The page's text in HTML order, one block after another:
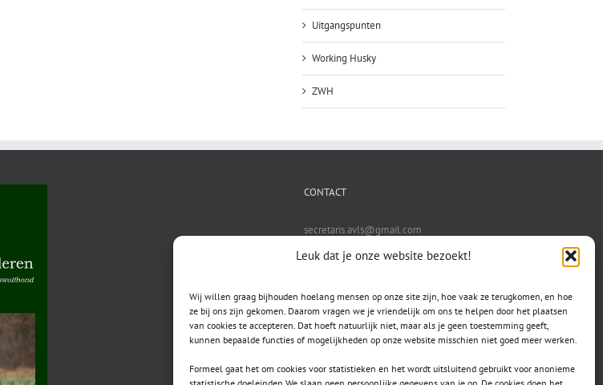
Leuk dat je onze website bezoekt!
Wij willen graag bijhouden hoelang mensen op onze site zijn, hoe vaak ze terugkomen, en hoe
ze bij ons zijn gekomen. Daarom vragen we je vriendelijk om ons te helpen door het plaatsen
van cookies te accepteren. Dat hoeft natuurlijk niet, maar als je geen toestemming geeft,
kunnen bepaalde functies of mogelijkheden op onze website misschien niet goed meer werken.
Formeel gaat het om cookies voor statistieken en het wordt uitsluitend gebruikt voor anonieme
Uitgangspunten
Working Husky
ZWH
CONTACT
secretaris.avls@gmail.com